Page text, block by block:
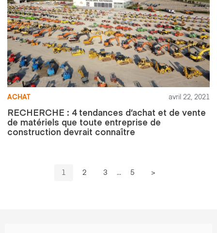
ACHAT avril 22, 2021
RECHERCHE : 4 tendances d’achat et de vente
de matériels que toute entreprise de
construction devrait connaître
1 2 3 ... 5 >